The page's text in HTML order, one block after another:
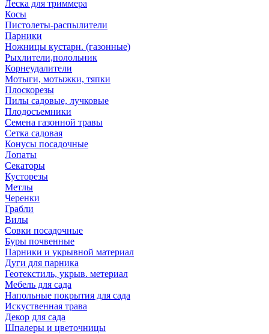
Леска для триммера
Косы
Пистолеты-распылители
Парники
Ножницы кустарн. (газонные)
Рыхлители,полольник
Корнеудалители
Мотыги, мотыжки, тяпки
Плоскорезы
Пилы садовые, лучковые
Плодосъемники
Семена газонной травы
Сетка садовая
Конусы посадочные
Лопаты
Секаторы
Кусторезы
Метлы
Черенки
Грабли
Вилы
Совки посадочные
Буры почвенные
Парники и укрывной материал
Дуги для парника
Геотекстиль, укрыв. метериал
Мебель для сада
Напольные покрытия для сада
Искуственная трава
Декор для сада
Шпалеры и цветочницы